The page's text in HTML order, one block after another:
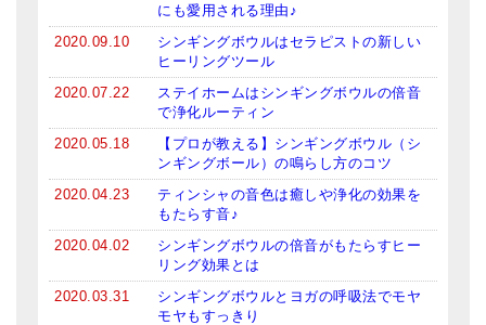
にも愛用される理由♪
2020.09.10
シンギングボウルはセラピストの新しい
ヒーリングツール
2020.07.22
ステイホームはシンギングボウルの倍音
で浄化ルーティン
2020.05.18
【プロが教える】シンギングボウル（シ
ンギングボール）の鳴らし方のコツ
2020.04.23
ティンシャの音色は癒しや浄化の効果を
もたらす音♪
2020.04.02
シンギングボウルの倍音がもたらすヒー
リング効果とは
2020.03.31
シンギングボウルとヨガの呼吸法でモヤ
モヤもすっきり